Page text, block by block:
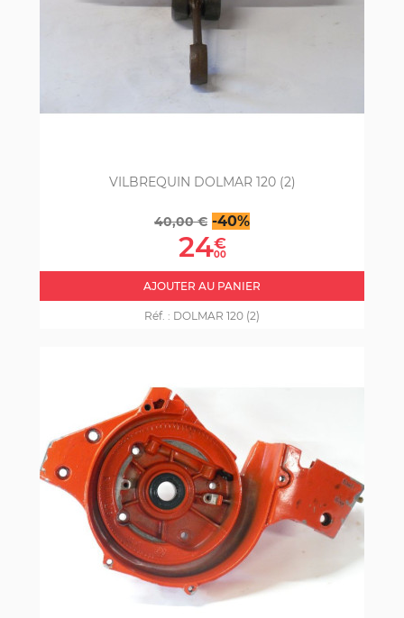
VILBREQUIN DOLMAR 120 (2)
Prix
base
40,00 € -40%Prix
24€
00
AJOUTER AU PANIER
Réf. : DOLMAR 120 (2)